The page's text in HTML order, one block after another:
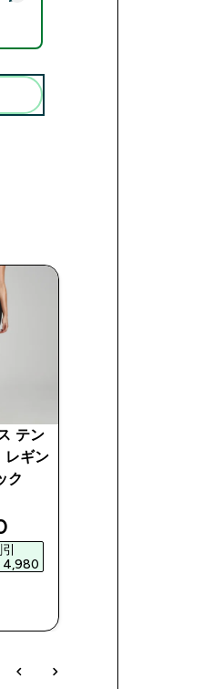
テン
レギン
ク
price
4,980‎